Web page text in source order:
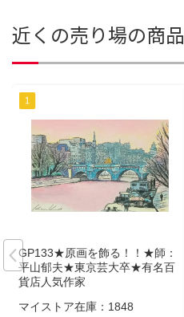
近くの売り場の商品
GP133★原画を飾る！！★師：
平山郁夫★東京芸大卒★有名百
貨店人気作家
マイストア在庫： 1848